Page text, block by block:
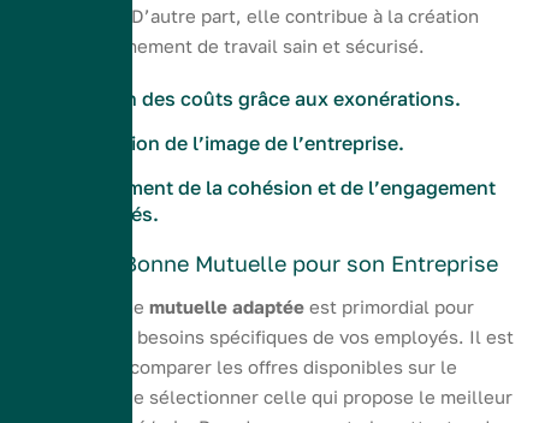
l’entreprise. D’autre part, elle contribue à la création
d’un environnement de travail sain et sécurisé.
Réduction des coûts grâce aux exonérations.
Amélioration de l’image de l’entreprise.
Renforcement de la cohésion et de l’engagement
des salariés.
Choisir la Bonne Mutuelle pour son Entreprise
Le choix d’une mutuelle adaptée est primordial pour
répondre aux besoins spécifiques de vos employés. Il est
essentiel de comparer les offres disponibles sur le
marché afin de sélectionner celle qui propose le meilleur